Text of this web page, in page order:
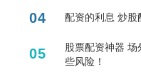
04 配资的利息 炒股
05
股票配资神器
些风险！